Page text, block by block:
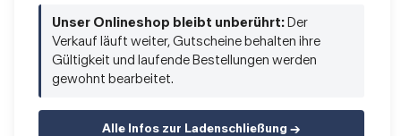
Unser Onlineshop bleibt unberührt: Der
Verkauf läuft weiter, Gutscheine behalten ihre
Gültigkeit und laufende Bestellungen werden
gewohnt bearbeitet.
Alle Infos zur Ladenschließung →